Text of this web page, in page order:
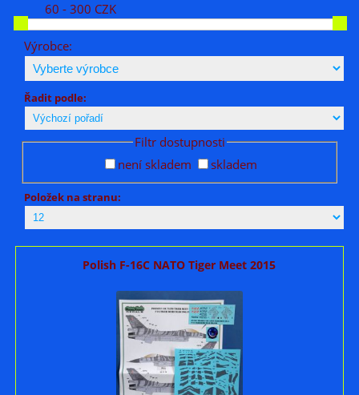
60 - 300 CZK
Výrobce:
Řadit podle:
Filtr dostupnosti
není skladem
skladem
Položek na stranu:
Polish F-16C NATO Tiger Meet 2015